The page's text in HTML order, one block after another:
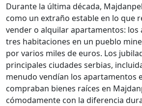
Durante la última década,
como un extraño estable en lo que
vender o alquilar apartamentos:
tres habitaciones en un pueblo
por varios miles de euros. Los
principales ciudades serbias,
menudo vendían los apartamentos
compraban bienes raíces en
cómodamente con la diferencia